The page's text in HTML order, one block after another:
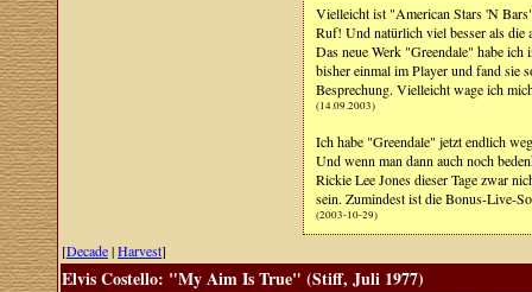
Vielleicht ist "American Stars 'N
Ruf! Und natürlich viel besser als die
Das neue Werk "Greendale" habe
bisher einmal im Player und fand sie
Besprechung. Vielleicht wage ich
(14.09.2003)
Ich habe "Greendale" jetzt endlich
Und wenn man dann auch noch
Rickie Lee Jones dieser Tage zwar
sein. Zumindest ist die Bonus-Live-
(2003-10-29)
[Decade|Harvest]
Elvis Costello: "My Aim Is True" (Stiff, Juli 1977)